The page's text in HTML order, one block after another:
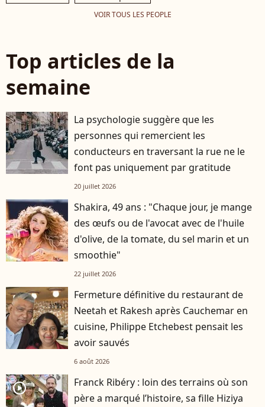
VOIR TOUS LES PEOPLE
Top articles de la
semaine
La psychologie suggère que les
personnes qui remercient les
conducteurs en traversant la rue ne le
font pas uniquement par gratitude
20 juillet 2026
Shakira, 49 ans : "Chaque jour, je mange
des œufs ou de l'avocat avec de l'huile
d'olive, de la tomate, du sel marin et un
smoothie"
22 juillet 2026
Fermeture définitive du restaurant de
Neetah et Rakesh après Cauchemar en
cuisine, Philippe Etchebest pensait les
avoir sauvés
6 août 2026
player2
Franck Ribéry : loin des terrains où son
père a marqué l’histoire, sa fille Hiziya